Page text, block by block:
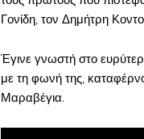
Γονίδη, τον Δημήτρη
Έγινε γνωστή στο
με τη φωνή της,
Μαραβέγια.